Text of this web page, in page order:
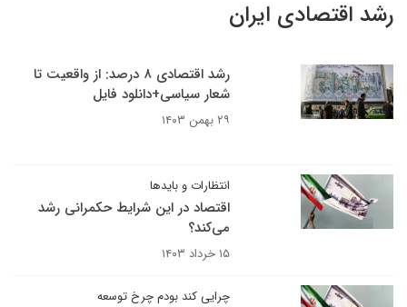
رشد اقتصادی ایران
رشد اقتصادی ۸ درصد: از واقعیت تا
شعار سیاسی+دانلود فایل
۲۹ بهمن ۱۴۰۳
انتظارات و بایدها
اقتصاد در این شرایط حکمرانی رشد
می‌کند؟
۱۵ خرداد ۱۴۰۳
چرایی کند بودم چرخ توسعه